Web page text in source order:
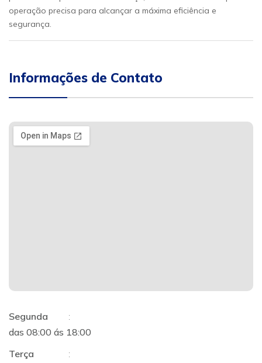
operação precisa para alcançar a máxima eficiência e
segurança.
Informações de Contato
Segunda
:
das 08:00 ás 18:00
Terça
: